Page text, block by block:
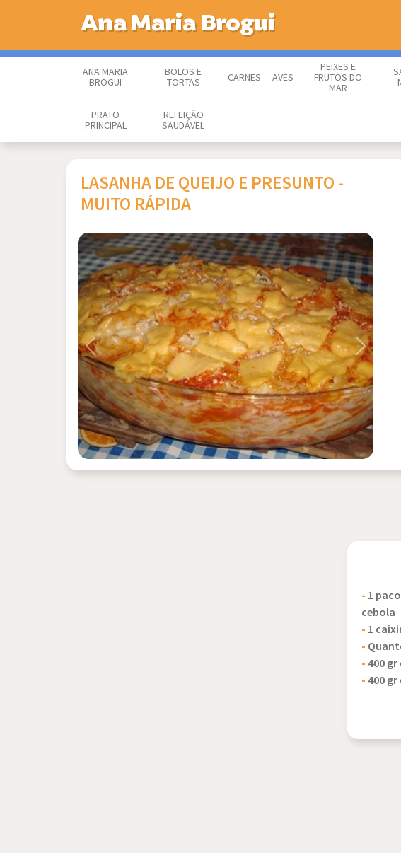
Ana Maria Brogui
ANA MARIA
BROGUI
BOLOS E
TORTAS
CARNES AVES
PEIXES E
FRUTOS DO
MAR
PRATO
PRINCIPAL
REFEIÇÃO
SAUDÁVEL
LASANHA DE QUEIJO E PRESUNTO -
MUITO RÁPIDA
Previous Next
- 1
cebola
- 1
-
- 400
- 400